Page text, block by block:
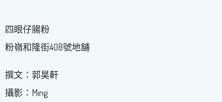
四眼仔腸粉
粉嶺和隆街40B號地舖
撰文：郭昊軒
攝影：Ming